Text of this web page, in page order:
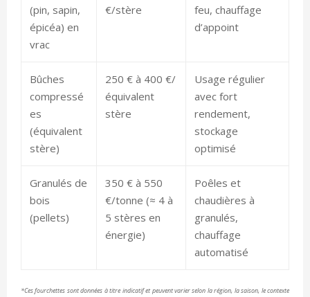
(pin, sapin,
épicéa) en
vrac
€/stère
feu, chauffage
d’appoint
Bûches
compressé
es
(équivalent
stère)
250 € à 400 €/
équivalent
stère
Usage régulier
avec fort
rendement,
stockage
optimisé
Granulés de
bois
(pellets)
350 € à 550
€/tonne (≈ 4 à
5 stères en
énergie)
Poêles et
chaudières à
granulés,
chauffage
automatisé
*Ces fourchettes sont données à titre indicatif et peuvent varier selon la région, la saison, le contexte